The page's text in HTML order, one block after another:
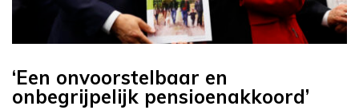
‘Een onvoorstelbaar en
onbegrijpelijk pensioenakkoord’